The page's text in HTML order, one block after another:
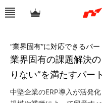
業界固有の課題解決
りない”を満たすパー
“業界固有”に対応できるパー
中堅企業のERP導入が活発